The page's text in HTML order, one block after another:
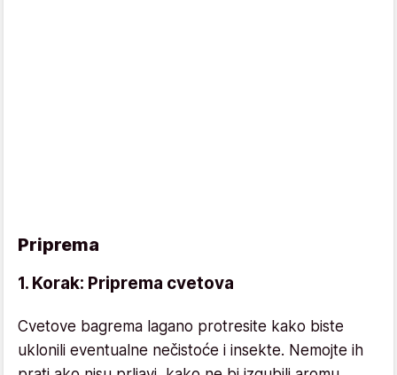
Priprema
1. Korak: Priprema cvetova
Cvetove bagrema lagano protresite kako biste
uklonili eventualne nečistoće i insekte. Nemojte ih